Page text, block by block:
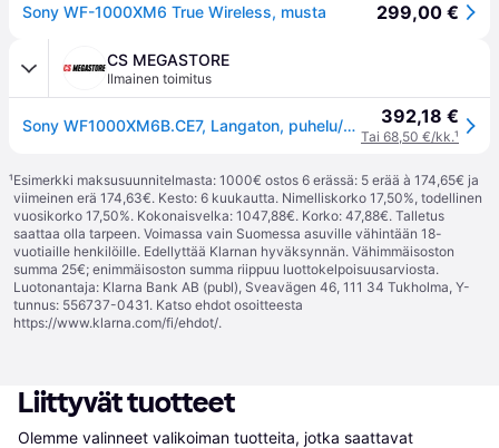
Sony WF-1000XM6 True Wireless, musta 299,00 €
CS MEGASTORE
Ilmainen toimitus
Sony WF1000XM6B.CE7, Langaton, puhelu/musiikki, kuulokkeet, musta 392,18 €
Tai 68,50 €/kk.¹
¹Esimerkki maksusuunnitelmasta: 1000€ ostos 6 erässä: 5 erää à 174,65€ ja
viimeinen erä 174,63€. Kesto: 6 kuukautta. Nimelliskorko 17,50%, todellinen
vuosikorko 17,50%. Kokonaisvelka: 1047,88€. Korko: 47,88€. Talletus
saattaa olla tarpeen. Voimassa vain Suomessa asuville vähintään 18-
vuotiaille henkilöille. Edellyttää Klarnan hyväksynnän. Vähimmäisoston
summa 25€; enimmäisoston summa riippuu luottokelpoisuusarviosta.
Luotonantaja: Klarna Bank AB (publ), Sveavägen 46, 111 34 Tukholma, Y-
tunnus: 556737-0431. Katso ehdot osoitteesta
https://www.klarna.com/fi/ehdot/.
Liittyvät tuotteet
Olemme valinneet valikoiman tuotteita, jotka saattavat